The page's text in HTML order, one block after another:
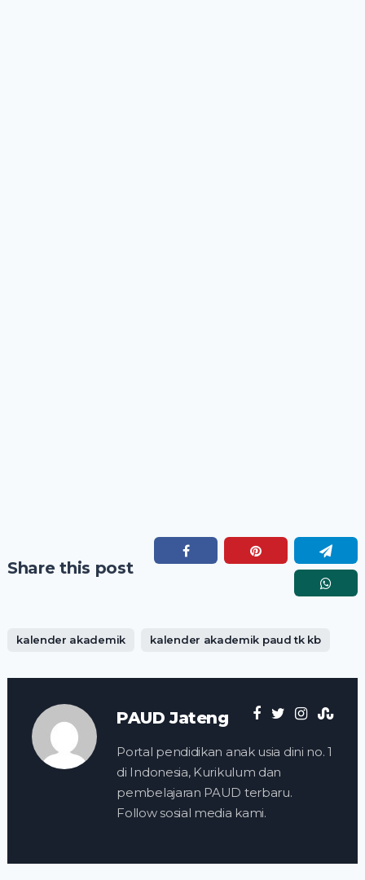
Share this post
kalender akademik kalender akademik paud tk kb
PAUD Jateng
Portal pendidikan anak usia dini no. 1
di Indonesia, Kurikulum dan
pembelajaran PAUD terbaru.
Follow sosial media kami.